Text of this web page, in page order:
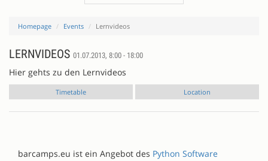
Homepage Events Lernvideos
LERNVIDEOS 01.07.2013, 8:00 - 18:00
Hier gehts zu den Lernvideos
Timetable Location
barcamps.eu ist ein Angebot des Python Software